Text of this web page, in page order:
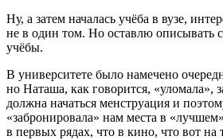
Ну, а затем началась учёба в вузе,
не в один том. Но оставлю описывать
учёбы.
В университете было намечено
но Наташа, как говорится, «уломала»,
должна начаться менструация и
«забронировала» нам места в
в первых рядах, что в кино, что вот на